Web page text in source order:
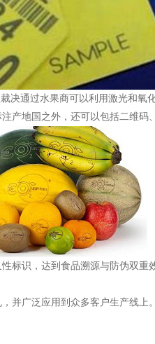
决通过水果商可以利用激光和氧
产地国之外，还可以包括二维码
标识，达到食品溯源与防伪双
并广泛应用到众多客户生产线上